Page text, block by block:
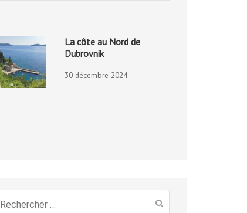
La côte au Nord de
Dubrovnik
30 décembre 2024
Recherche